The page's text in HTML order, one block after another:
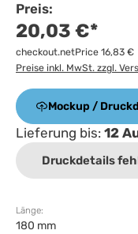
Preis:
20,03 €*
checkout.netPrice 16,83 €
Preise inkl. MwSt. zzgl.
Mockup /
Lieferung bis: 12
Druckdetails
Länge:
180 mm